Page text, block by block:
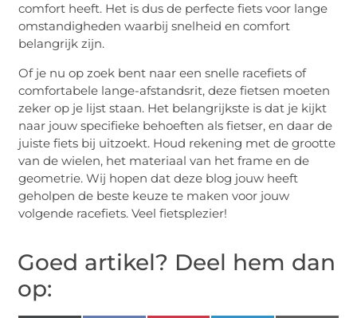
comfort heeft. Het is dus de perfecte fiets voor lange
omstandigheden waarbij snelheid en comfort
belangrijk zijn.
Of je nu op zoek bent naar een snelle racefiets of
comfortabele lange-afstandsrit, deze fietsen moeten
zeker op je lijst staan. Het belangrijkste is dat je kijkt
naar jouw specifieke behoeften als fietser, en daar de
juiste fiets bij uitzoekt. Houd rekening met de grootte
van de wielen, het materiaal van het frame en de
geometrie. Wij hopen dat deze blog jouw heeft
geholpen de beste keuze te maken voor jouw
volgende racefiets. Veel fietsplezier!
Goed artikel? Deel hem dan
op: